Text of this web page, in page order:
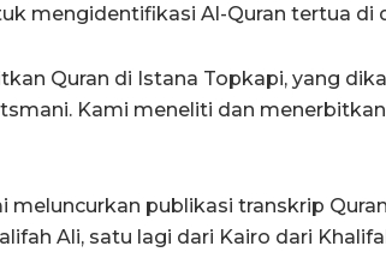
mengidentifikasi Al-Quran tertua di
Quran di Istana Topkapi, yang
Kami meneliti dan
meluncurkan publikasi transkrip
Ali, satu lagi dari Kairo dari